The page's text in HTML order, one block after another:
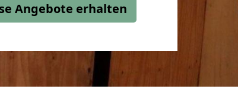
Angebote erhalten